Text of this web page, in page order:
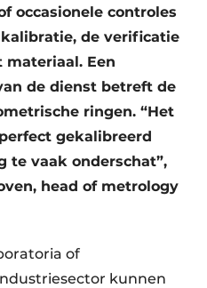
occasionele controles
de verificatie
Een
de dienst betreft de
ringen. “Het
gekalibreerd
te vaak onderschat”,
head of metrology
of
kunnen